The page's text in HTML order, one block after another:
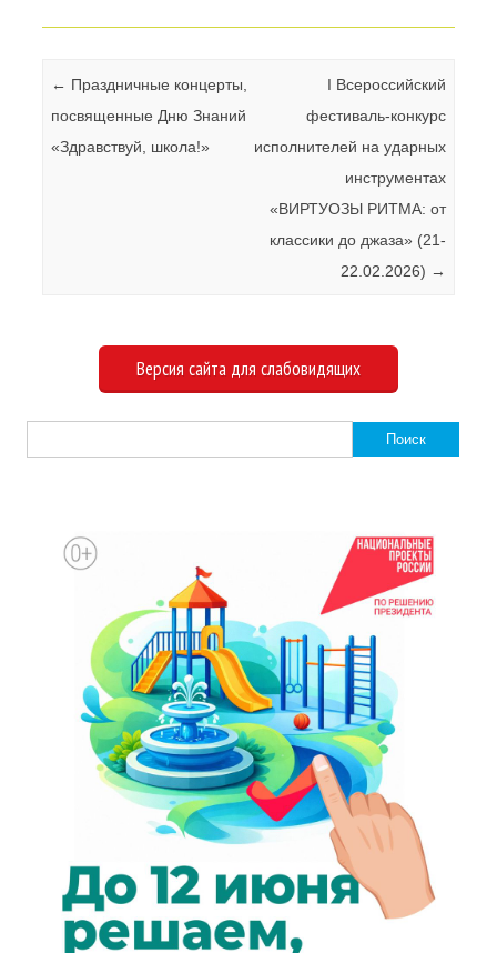
Навигация по записям
← Праздничные концерты,
посвященные Дню Знаний
«Здравствуй, школа!»
I Всероссийский
фестиваль-конкурс
исполнителей на ударных
инструментах
«ВИРТУОЗЫ РИТМА: от
классики до джаза» (21-
22.02.2026) →
Версия сайта для слабовидящих